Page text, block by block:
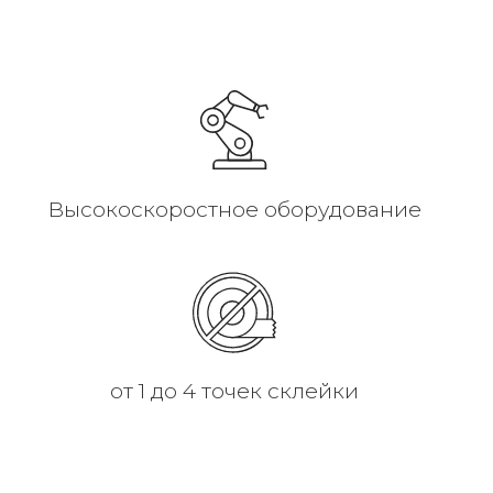
Высокоскоростное оборудование
от 1 до 4 точек склейки